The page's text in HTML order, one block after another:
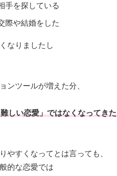
手を探している
際や結婚をした
なりましたし
ンツールが増えた分、
しい恋愛」ではなくなってきた
やすくなってとは言っても、
的な恋愛では